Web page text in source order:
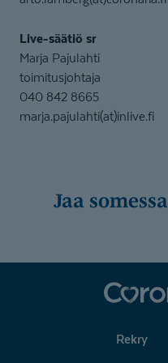
Live-säätiö sr
Marja Pajulahti
toimitusjohtaja
040 842 8665
marja.pajulahti(at)inlive.fi
Jaa somessa
Rekry